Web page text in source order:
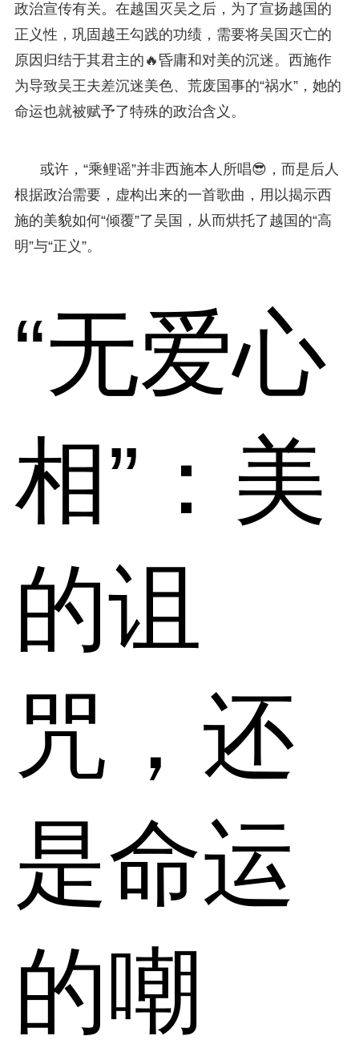
政治宣传有关。在越国灭吴之后，为了宣扬越国的
正义性，巩固越王勾践的功绩，需要将吴国灭亡的
原因归结于其君主的🔥昏庸和对美的沉迷。西施作
为导致吴王夫差沉迷美色、荒废国事的“祸水”，她的
命运也就被赋予了特殊的政治含义。
或许，“乘鲤谣”并非西施本人所唱😎，而是后人
根据政治需要，虚构出来的一首歌曲，用以揭示西
施的美貌如何“倾覆”了吴国，从而烘托了越国的“高
明”与“正义”。
“无爱心
相”：美
的诅
咒，还
是命运
的嘲